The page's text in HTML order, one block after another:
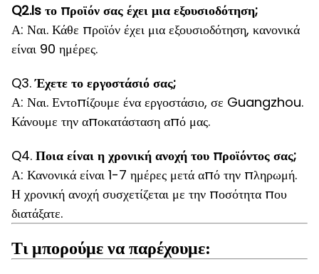
Q2.Is το προϊόν σας έχει μια εξουσιοδότηση;
Α: Ναι. Κάθε προϊόν έχει μια εξουσιοδότηση, κανονικά
είναι 90 ημέρες.
Q3.Έχετε το εργοστάσιό σας;
Α: Ναι. Εντοπίζουμε ένα εργοστάσιο, σε Guangzhou.
Κάνουμε την αποκατάσταση από μας.
Q4. Ποια είναι η χρονική ανοχή του προϊόντος σας;
Α: Κανονικά είναι 1-7 ημέρες μετά από την πληρωμή.
Η χρονική ανοχή συσχετίζεται με την ποσότητα που
διατάξατε.
Τι μπορούμε να παρέχουμε: